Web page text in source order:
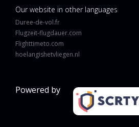
Our website in other languages
Duree-de-vol.fr
Flugzeit-flugdauer.com
Flighttimeto.com
hoelangishetvliegen.nl
Powered by